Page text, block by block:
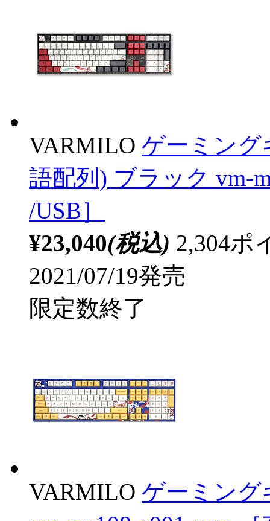
VARMILO ゲーミング
語配列) ブラック vm-
/USB］
¥23,040(税込) 2,304ポ
2021/07/19発売
限定数終了
VARMILO ゲーミング